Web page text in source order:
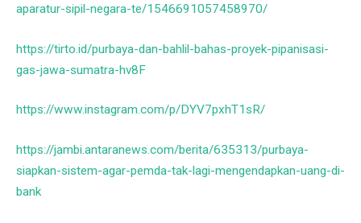
aparatur-sipil-negara-te/1546691057458970/
https://tirto.id/purbaya-dan-bahlil-bahas-proyek-pipanisasi-
gas-jawa-sumatra-hv8F
https://www.instagram.com/p/DYV7pxhT1sR/
https://jambi.antaranews.com/berita/635313/purbaya-
siapkan-sistem-agar-pemda-tak-lagi-mengendapkan-uang-di-
bank